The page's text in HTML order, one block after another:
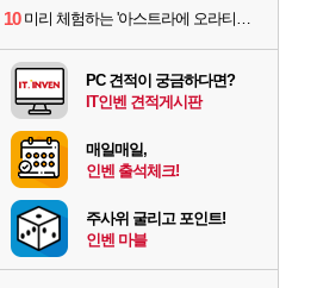
10 미리 체험하는 '아스트라에 오라티오'...NC, 8/19부터 CBT 참가자 모집
PC 견적이 궁금하다면?
IT인벤 견적게시판
매일매일,
인벤 출석체크!
주사위 굴리고 포인트!
인벤 마블